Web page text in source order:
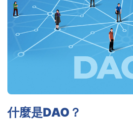
什麼是DAO？